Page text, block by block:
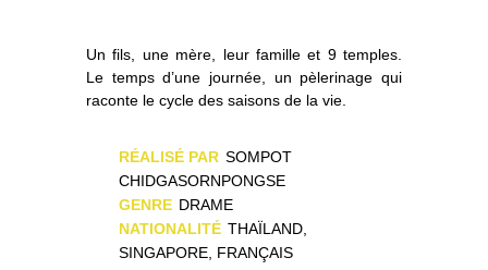
Un fils, une mère, leur famille et 9 temples.
Le temps d’une journée, un pèlerinage qui
raconte le cycle des saisons de la vie.
RÉALISÉ PAR SOMPOT
CHIDGASORNPONGSE
GENRE DRAME
NATIONALITÉ THAÏLAND,
SINGAPORE, FRANÇAIS